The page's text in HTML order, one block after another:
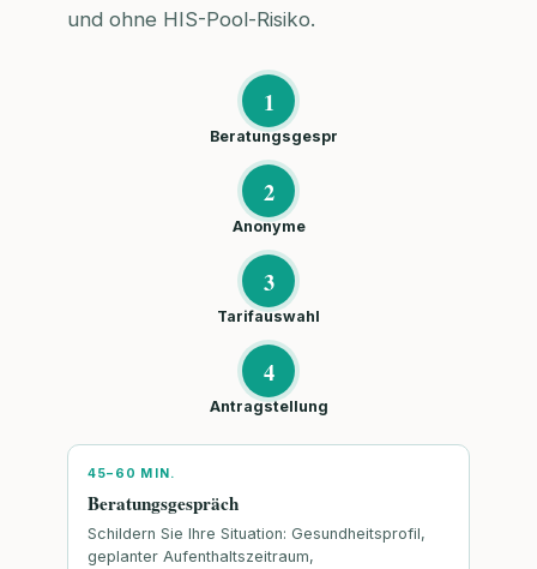
und ohne HIS-Pool-Risiko.
1
Beratungsgespr
2
Anonyme
3
Tarifauswahl
4
Antragstellung
45–60 MIN.
Beratungsgespräch
Schildern Sie Ihre Situation: Gesundheitsprofil,
geplanter Aufenthaltszeitraum,